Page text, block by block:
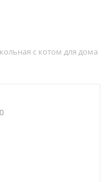
с котом для дома